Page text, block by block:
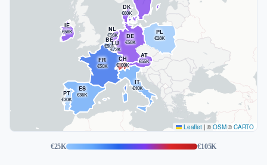
DK
€60K
FR
€50K
DE
€58K
IE
€58K
IT
€40K
LU
€72K
NL
€56K PL
€28K
PT
€30K
ES
€36K
CH
€100K
BE
€50K
AT
€55K
Leaflet | © OSM©CARTO
€25K €105K